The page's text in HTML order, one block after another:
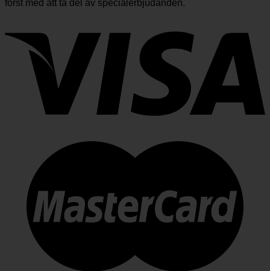
först med att ta del av specialerbjudanden.